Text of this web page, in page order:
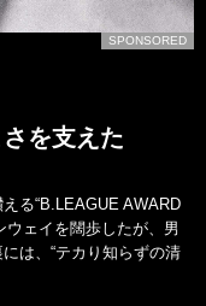
SPONSORED
に！
！
えた。しかし、歩んで
ドルから俳優、海外で
。その腕元には〈ブル
て新作…